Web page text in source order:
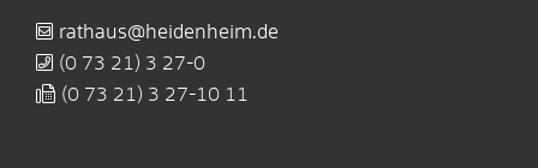
rathaus@heidenheim.de
(0 73 21) 3 27-0
(0 73 21) 3 27-10 11